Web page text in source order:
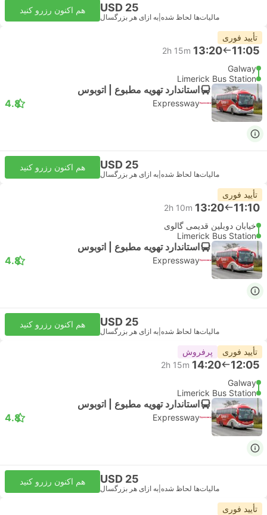
USD 25
مالیات‌ها لحاظ شده به ازای هر بزرگسال
هم اکنون رزرو کنید
تأیید فوری
11:05
13:20
2h 15m
Galway
Limerick Bus Station
استاندارد تهویه مطبوع | اتوبوس
Expressway
4.8
USD 25
مالیات‌ها لحاظ شده به ازای هر بزرگسال
هم اکنون رزرو کنید
تأیید فوری
11:10
13:20
2h 10m
خیابان دوبلین قدیمی گالوی
Limerick Bus Station
استاندارد تهویه مطبوع | اتوبوس
Expressway
4.8
USD 25
مالیات‌ها لحاظ شده به ازای هر بزرگسال
هم اکنون رزرو کنید
تأیید فوری پرفروش
12:05
14:20
2h 15m
Galway
Limerick Bus Station
استاندارد تهویه مطبوع | اتوبوس
Expressway
4.8
USD 25
مالیات‌ها لحاظ شده به ازای هر بزرگسال
هم اکنون رزرو کنید
تأیید فوری